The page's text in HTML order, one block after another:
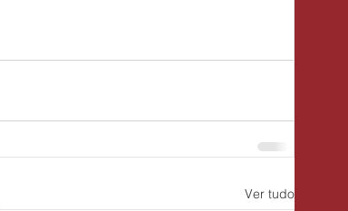
Ver tudo